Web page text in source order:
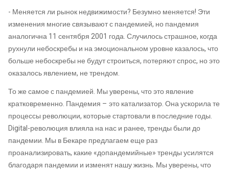
- Меняется ли рынок недвижимости? Безумно меняется! Эти
изменения многие связывают с пандемией, но пандемия
аналогична 11 сентября 2001 года. Случилось страшное, когда
рухнули небоскребы и на эмоциональном уровне казалось, что
больше небоскребы не будут строиться, потеряют спрос, но это
оказалось явлением, не трендом.
То же самое с пандемией. Мы уверены, что это явление
кратковременно. Пандемия – это катализатор. Она ускорила те
процессы революции, которые стартовали в последние годы.
Digital-революция влияла на нас и ранее, тренды были до
пандемии. Мы в Бекаре предлагаем еще раз
проанализировать, какие «допандемийные» тренды усилятся
благодаря пандемии и изменят нашу жизнь. Мы уверены, что